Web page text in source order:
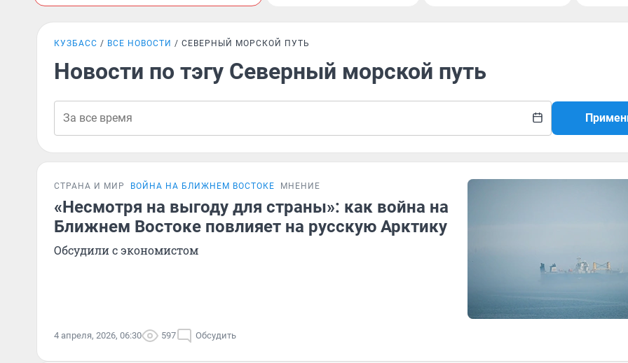
КУЗБАСС ВСЕ НОВОСТИ СЕВЕРНЫЙ МОРСКОЙ ПУТЬ
Новости по тэгу Северный морской путь
СТРАНА И МИР ВОЙНА НА БЛИЖНЕМ ВОСТОКЕ МНЕНИЕ
«Несмотря на выгоду для страны»: как война на
Ближнем Востоке повлияет на русскую Арктику
Обсудили с экономистом
4 апреля, 2026, 06:30 597 Обсудить